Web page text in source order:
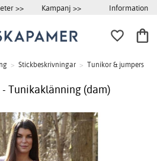
>> Kampanj >> Information
> Stickbeskrivningar > Tunikor & jumpers
Tunikaklänning (dam)